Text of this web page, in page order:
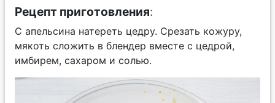
Рецепт приготовления:
С апельсина натереть цедру. Срезать кожуру,
мякоть сложить в блендер вместе с цедрой,
имбирем, сахаром и солью.